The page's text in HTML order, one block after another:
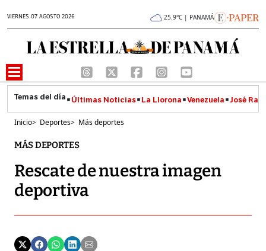
VIERNES 07 AGOSTO 2026 25.9°C | PANAMÁ
Últimas Noticias La Llorona Venezuela José
Inicio> Deportes> Más deportes
MÁS DEPORTES
Rescate de nuestra imagen
deportiva